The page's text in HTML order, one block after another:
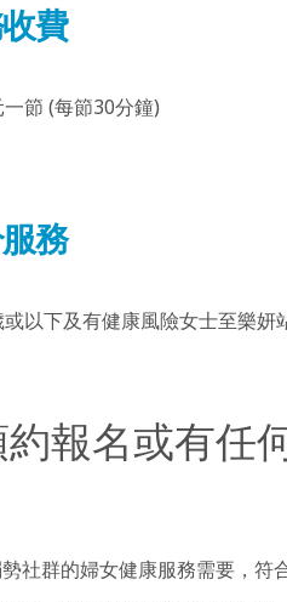
費
節 (每節30分鐘)
務
以下及有健康風險女士至樂
報名或有任
社群的婦女健康服務需要，符